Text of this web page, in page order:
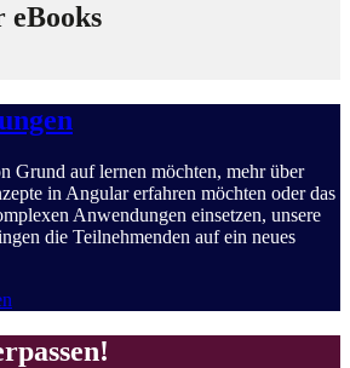
Grund auf lernen möchten, mehr über
in Angular erfahren möchten oder das
Anwendungen einsetzen, unsere
die Teilnehmenden auf ein neues